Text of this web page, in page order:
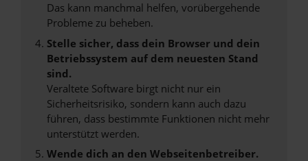
Das kann manchmal helfen, vorübergehende
Probleme zu beheben.
Stelle sicher, dass dein Browser und dein
Betriebssystem auf dem neuesten Stand
sind.
Veraltete Software birgt nicht nur ein
Sicherheitsrisiko, sondern kann auch dazu
führen, dass bestimmte Funktionen nicht mehr
unterstützt werden.
Wende dich an den Webseitenbetreiber.